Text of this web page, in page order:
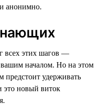
анонимно.
всех этих шагов —
вашим началом. Но на этом
предстоит удерживать
это новый виток